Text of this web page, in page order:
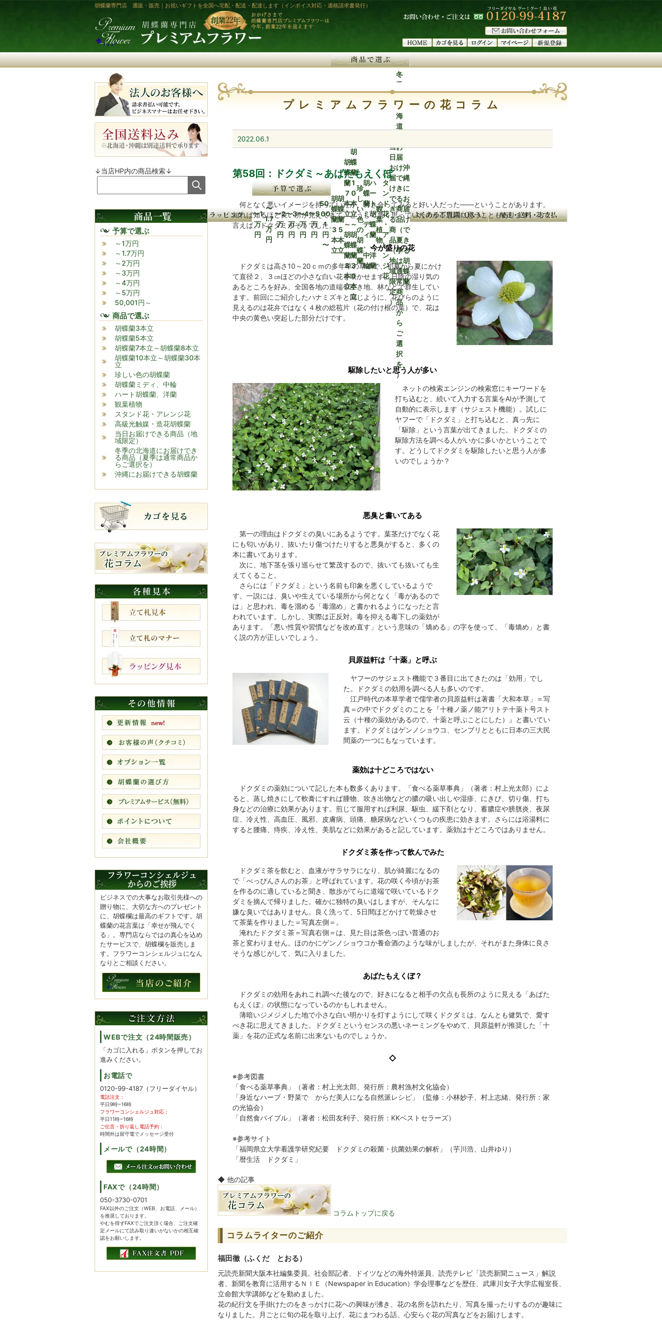
胡蝶蘭専門店 通販・販売｜お祝いギフトを全国へ宅配・配送・配達します（インボイス対応・適格請求書発行）
〜1
万
円
〜
1.7
万
円
〜2
万
円
〜3
万
円
〜4
万
円
〜5
万
円
50,
00
1
円
〜
胡
蝶
蘭
3
本
立
胡
蝶
蘭
5
本
立
胡
蝶
蘭
7
本
立
～
胡
蝶
蘭
8
本
立
胡
蝶
蘭
1
0
本
立
～
胡
蝶
蘭
3
0
本
立
珍
し
い
色
の
胡
蝶
蘭
胡
蝶
蘭
ミ
デ
ィ
、
中
輪
ハ
ー
ト
胡
蝶
蘭
、
洋
蘭
観
葉
植
物
ス
タ
ン
ド
花
・
ア
レ
ン
ジ
花
当
日
お
届
け
で
き
る
商
品
（
地
域
限
定
）
冬
季
の
北
海
道
お
届
け
で
き
る
商
品
（
夏
季
は
通
常
商
品
か
ら
ご
選
択
を
）
沖
縄
に
お
届
け
で
き
る
胡
蝶
蘭
プレミアムフラワーの花コラム
2022.06.1
第58回：ドクダミ～あばたもえくぼ
何となく悪いイメージを持っていたが、付き合ってみると好い人だった——ということがあります。
知れば知るほど良い所が見えてきて、どうして悪く思っていたのか不思議に思うこともあります。花で
言えば、ドクダミがそうでした。
今が盛りの花
ドクダミは高さ10～20ｃｍの多年草の草本で、初夏から夏にかけ
て直径２、３㎝ほどの小さな白い花を咲かせます。日陰の湿り気の
あるところを好み、全国各地の道端や空き地、林などで群生してい
ます。前回にご紹介したハナミズキと同じように、花びらのように
見えるのは花弁ではなく４枚の総苞片（花の付け根の葉）で、花は
中央の黄色い突起した部分だけです。
駆除したいと思う人が多い
ネットの検索エンジンの検索窓にキーワードを
打ち込むと、続いて入力する言葉をAIが予測して
自動的に表示します（サジェスト機能）。試しに
ヤフーで「ドクダミ」と打ち込むと、真っ先に
「駆除」という言葉が出てきました。ドクダミの
駆除方法を調べる人がいかに多いかということで
す。どうしてドクダミを駆除したいと思う人が多
いのでしょうか？
悪臭と書いてある
第一の理由はドクダミの臭いにあるようです。葉茎だけでなく花
にも匂いがあり、抜いたり傷つけたりすると悪臭がすると、多くの
本に書いてあります。
次に、地下茎を張り巡らせて繁茂するので、抜いても抜いても生
えてくること。
さらには「ドクダミ」という名前も印象を悪くしているようで
す。一説には、臭いや生えている場所から何となく「毒があるので
は」と思われ、毒を溜める「毒溜め」と書かれるようになったと言
われています。しかし、実際は正反対。毒を抑える毒下しの薬効が
あります。「悪い性質や習慣などを改め直す」という意味の「矯める」の字を使って、「毒矯め」と書
く説の方が正しいでしょう。
貝原益軒は「十薬」と呼ぶ
ヤフーのサジェスト機能で３番目に出てきたのは「効用」でし
た。ドクダミの効用を調べる人も多いのです。
江戸時代の本草学者で儒学者の貝原益軒は著書「大和本草」＝写
真＝の中でドクダミのことを『十種ノ薬ノ能アリトテ十薬ト号スト
云（十種の薬効があるので、十薬と呼ぶことにした）』と書いてい
ます。ドクダミはゲンノショウコ、センブリとともに日本の三大民
間薬の一つにもなっています。
薬効は十どころではない
ドクダミの薬効について記した本も数多くあります。「食べる薬草事典」（著者：村上光太郎）によ
ると、蒸し焼きにして軟膏にすれば腫物、吹き出物などの膿の吸い出しや湿疹、にきび、切り傷、打ち
身などの治療に効果があります。煎じて服用すれば利尿、駆虫、緩下剤となり、蓄膿症や膀胱炎、夜尿
症、冷え性、高血圧、風邪、皮膚病、頭痛、糖尿病などいくつもの疾患に効きます。さらには浴湯料に
すると腰痛、痔疾、冷え性、美肌などに効果があると記しています。薬効は十どころではありません。
ドクダミ茶を作って飲んでみた
ドクダミ茶を飲むと、血液がサラサラになり、肌が綺麗になるの
で「べっぴんさんのお茶」と呼ばれています。花の咲く今頃がお茶
を作るのに適していると聞き、散歩がてらに道端で咲いているドク
ダミを摘んで帰りました。確かに独特の臭いはしますが、そんなに
嫌な臭いではありません。良く洗って、5日間ほどかけて乾燥させ
て茶葉を作りました＝写真左側＝。
淹れたドクダミ茶＝写真右側＝は、見た目は茶色っぽい普通のお
茶と変わりません。ほのかにゲンノショウコか養命酒のような味がしましたが、それがまた身体に良さ
そうな感じがして、気に入りました。
あばたもえくぼ？
ドクダミの効用をあれこれ調べた後なので、好きになると相手の欠点も長所のように見える「あばた
もえくぼ」の状態になっているのかもしれません。
薄暗いジメジメした地で小さな白い明かりを灯すようにして咲くドクダミは、なんとも健気で、愛す
べき花に思えてきました。ドクダミというセンスの悪いネーミングをやめて、貝原益軒が推奨した「十
薬」を花の正式な名前に出来ないものでしょうか。
◇
※参考図書
「食べる薬草事典」（著者：村上光太郎、発行所：農村漁村文化協会）
「身近なハーブ・野菜で からだ美人になる自然派レシピ」（監修：小林妙子、村上志緒、発行所：家
の光協会）
「自然食バイブル」（著者：松田友利子、発行所：KKベストセラーズ）
※参考サイト
「福岡県立大学看護学研究紀要 ドクダミの殺菌・抗菌効果の解析」（芋川浩、山井ゆり）
「暦生活 ドクダミ」
◆ 他の記事
コラムトップに戻る
コラムライターのご紹介
福田徹（ふくだ とおる）
元読売新聞大阪本社編集委員。社会部記者、ドイツなどの海外特派員、読売テレビ「読売新聞ニュース」解説
者、新聞を教育に活用するＮＩＥ（Newspaper in Education）学会理事などを歴任、武庫川女子大学広報室長、
立命館大学講師などを勤めました。
花の紀行文を手掛けたのをきっかけに花への興味が沸き、花の名所を訪れたり、写真を撮ったりするのが趣味に
なりました。月ごとに旬の花を取り上げ、花にまつわる話、心安らぐ花の写真などをお届けします。
↓当店HP内の商品検索↓
商品カテゴリ
予算で選ぶ
～1万円
～1.7万円
～2万円
～3万円
～4万円
～5万円
50,001円～
商品で選ぶ
胡蝶蘭3本立
胡蝶蘭5本立
胡蝶蘭7本立～胡蝶蘭8本立
胡蝶蘭10本立～胡蝶蘭30本
立
珍しい色の胡蝶蘭
胡蝶蘭ミディ、中輪
ハート胡蝶蘭、洋蘭
観葉植物
スタンド花・アレンジ花
高級光触媒・造花胡蝶蘭
当日お届けできる商品（地
域限定）
冬季の北海道にお届けでき
る商品（夏季は通常商品か
らご選択を）
沖縄にお届けできる胡蝶蘭
ビジネスでの大事なお取引先様への
贈り物に、大切な方へのプレゼント
に、胡蝶欄は最高のギフトです。胡
蝶蘭の花言葉は「幸せが飛んでく
る」。専門店ならではの真心を込め
たサービスで、胡蝶欄を販売しま
す。フラワーコンシェルジュになん
なりとご相談ください。
WEBで注文（24時間販売）
「カゴに入れる」ボタンを押してお
進みください。
お電話で
0120-99-4187 （フリーダイヤル）
電話注文：
平日9時~16時
フラワーコンシェルジュ対応：
平日11時~16時
ご伝言・折り返し電話予約：
時間外は留守電でメッセージ受付
メールで（24時間）
FAXで（24時間）
050-3730-0701
FAX以外のご注文（WEB、お電話、メール）
を推奨しております。
やむを得ずFAXでご注文頂く場合、ご注文確
定メールにて読み取り違いがないかの相互確
認をお願いします。